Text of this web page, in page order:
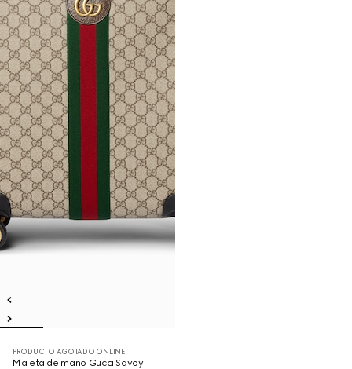
PRODUCTO AGOTADO ONLINE
Maleta de mano Gucci Savoy